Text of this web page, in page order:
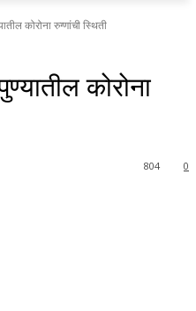
कोरोना रुग्णांची स्थिती
कोरोना
0
804